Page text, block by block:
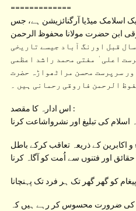
=============
اسلامک میڈیا آرگنائزیشن ہے، جس
ابن حضرت مولانا محفوظ الرحمن
فاروقی اورنگ آباد مہاراشٹر نے 2سال قبل اورنگ آباد جیسے تاریخی
اعلی ٰ مفتی محمد راشد اعظمی
سرپرست محسن مراٹھواڑہ حضرت
الرحمن فاروقی رحمانی ہیں ۔
اس ادارہ کا مقصد :
اسلام کی تبلیغ اور نشرواشاعت کرنا
اکابرین کے ذریعہ تعاقب کرکے باطل
اور فتنوں سے اُمت کو آگاہ کرنا
کو گھر گھر تک ہر فرد تک پہنچانا
کی ضرورت محسوس کر رہے ہیں کہ